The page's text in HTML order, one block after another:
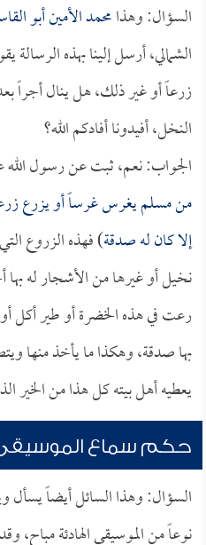
السؤال: وهذامحمد الأمين أبو
الشمالي، أرسل إلينا بهذه
زرعاً أو غير ذلك، هل ينال أجراً
النخل، أفيدونا أفادكم الله؟
الجواب: نعم، ثبت عن رسول الله
من مسلم يغرس غرساً أو يزرع
إلا كان له صدقة) فهذه الزروع
نخيل أو غيرها من الأشجار له بها
رعت في هذه الخضرة أو طير أكل
بها صدقة، وهكذا ما يأخذ منها
يعطيه أهل بيته كل هذا من
حكم سماع الموسيقى
السؤال: وهذا السائل أيضاً
نوعاً من الموسيقى الهادئة